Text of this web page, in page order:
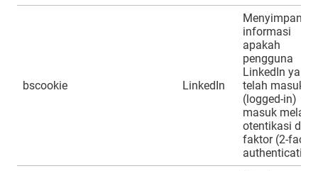
bscookie LinkedIn
Menyimpan
informasi
apakah
pengguna
LinkedIn yang
telah masuk
(logged-in)
masuk melalui
otentikasi dua
faktor (2-factor